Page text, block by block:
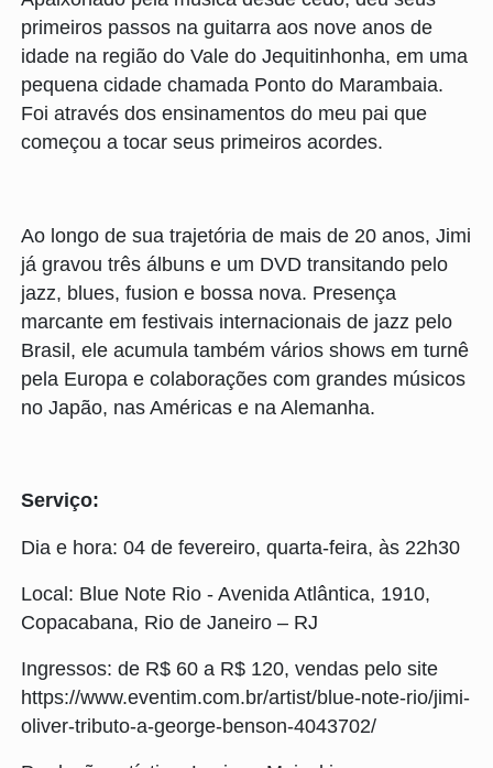
primeiros passos na guitarra aos nove anos de
idade na região do Vale do Jequitinhonha, em uma
pequena cidade chamada Ponto do Marambaia.
Foi através dos ensinamentos do meu pai que
começou a tocar seus primeiros acordes.
Ao longo de sua trajetória de mais de 20 anos, Jimi
já gravou três álbuns e um DVD transitando pelo
jazz, blues, fusion e bossa nova. Presença
marcante em festivais internacionais de jazz pelo
Brasil, ele acumula também vários shows em turnê
pela Europa e colaborações com grandes músicos
no Japão, nas Américas e na Alemanha.
Serviço:
Dia e hora: 04 de fevereiro, quarta-feira, às 22h30
Local: Blue Note Rio - Avenida Atlântica, 1910,
Copacabana, Rio de Janeiro – RJ
Ingressos: de R$ 60 a R$ 120, vendas pelo site
https://www.eventim.com.br/artist/blue-note-rio/jimi-
oliver-tributo-a-george-benson-4043702/